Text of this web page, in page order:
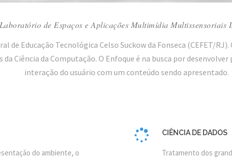
de Espaços e Aplicações Multimídia Multissensoriais
de Educação Tecnológica Celso Suckow da Fonseca (CEFET/
Ciência da Computação. O Enfoque é na busca por
interação do usuário com um conteúdo sendo apresentado.
do ambiente, o
CIÊNCIA DE DADOS
Tratamento dos